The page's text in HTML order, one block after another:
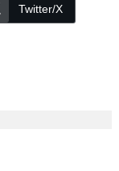
Twitter/X